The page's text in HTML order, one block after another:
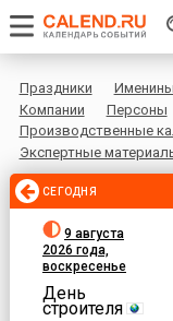
Праздники Именины
Компании
Персоны
Производственные
Экспертные
СЕГОДНЯ
9 августа
2026 года,
воскресенье
День
строителя